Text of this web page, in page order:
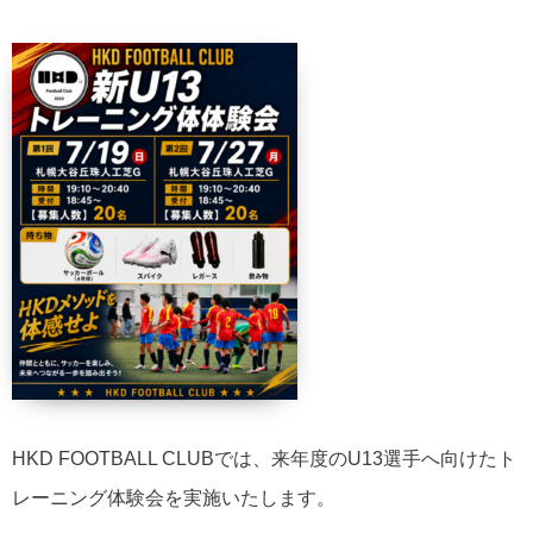
HKD FOOTBALL CLUBでは、来年度のU13選手へ向けたト
レーニング体験会を実施いたします。